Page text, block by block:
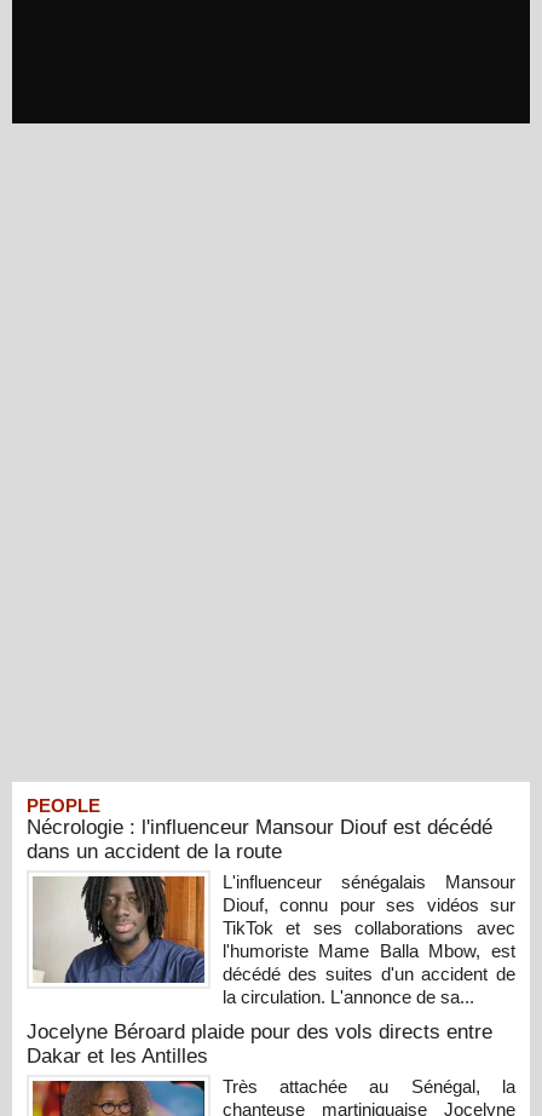
PEOPLE
Nécrologie : l'influenceur Mansour Diouf est décédé
dans un accident de la route
L'influenceur sénégalais Mansour
Diouf, connu pour ses vidéos sur
TikTok et ses collaborations avec
l'humoriste Mame Balla Mbow, est
décédé des suites d'un accident de
la circulation. L'annonce de sa...
Jocelyne Béroard plaide pour des vols directs entre
Dakar et les Antilles
Très attachée au Sénégal, la
chanteuse martiniquaise Jocelyne